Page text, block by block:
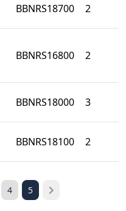
BBNRS18700 2
BBNRS16800 2
BBNRS18000 3
BBNRS18100 2
4 5